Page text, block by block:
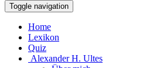
Toggle navigation
Home
Lexikon
Quiz
Alexander H. Ultes